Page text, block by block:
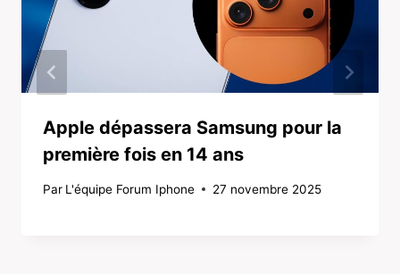
Apple dépassera Samsung pour la
première fois en 14 ans
Par L'équipe Forum Iphone 27 novembre 2025